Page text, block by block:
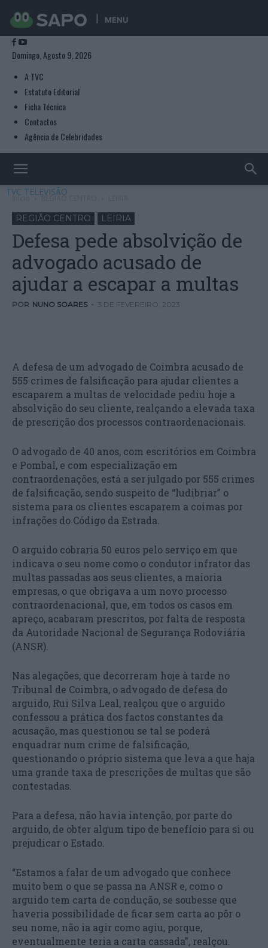
MENU
Domingo, Agosto 9, 2026
A TVC
Estatuto Editorial
Ficha Técnica
Contactos
Agência de Celebridades
TVC TELEVISÃO
Início REGIÃO CENTRO
REGIÃO CENTRO LEIRIA
Defesa pede absolvição de
advogado acusado de
ajudar a escapar a multas
POR NUNO SOARES - 3 DE FEVEREIRO, 2023
A defesa de um advogado de Coimbra acusado de
555 crimes de falsificação para ajudar clientes a
escaparem a multas de velocidade pediu hoje a
absolvição do seu cliente, realçando a elevada taxa
de prescrição dos processos contraordenacionais.
O advogado de 40 anos, com escritórios em Coimbra
e Pombal, e com especialização em
contraordenações, está a ser julgado por 555 crimes
de falsificação, sendo suspeito de “ludibriar” o
sistema para os clientes escaparem a coimas por
infrações do Código da Estrada.
O arguido cobraria 50 euros pelo serviço em que
indicava o seu nome como o condutor infrator das
multas passadas aos seus clientes, a maioria
empresas, o que obrigava a um novo processo
contraordenacional, que, em todos os casos em
apreço, acabaram prescritos, por falta de resposta
da Autoridade Nacional de Segurança Rodoviária
(ANSR).
Nas alegações, que decorreram hoje à tarde no
Tribunal de Coimbra, o advogado de defesa do
arguido, Rui Silva Leal, realçou que o arguido
confessou a prática dos factos constantes da
acusação, mas questionou se tal se poderá
enquadrar num crime de falsificação,
questionando o próprio sistema que leva a que haja
uma grande taxa de prescrições de multas que são
contestadas.
Para a defesa, não havia intenção, por parte do
arguido, de obter algum tipo de benefício para si ou
prejudicar o Estado.
“Estamos a falar de um advogado que conhece
muito bem o que se passa na ANSR e, como o
arguido tem carta de condução, se soubesse que
haveria possibilidade de ficar sem carta ao pôr o
seu nome, não ia agir como agiu, porque,
eventualmente teria a carta cassada”, realçou.